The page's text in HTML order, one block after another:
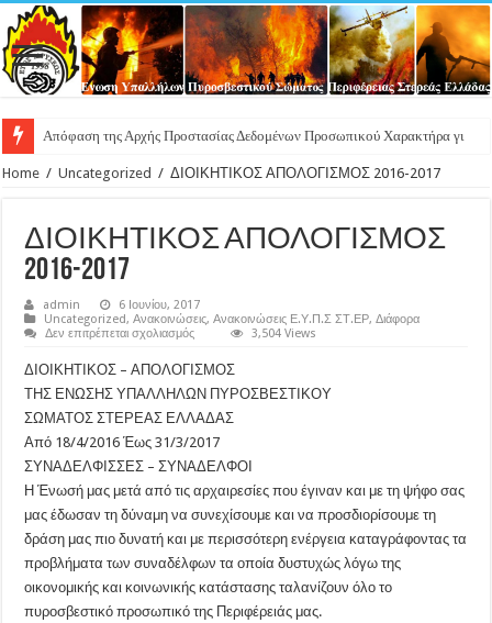
Απόφαση της Αρχής Προστασίας Δεδομένων Προσωπικού Χαρακτήρα για
Home / Uncategorized / ΔΙΟΙΚΗΤΙΚΟΣ ΑΠΟΛΟΓΙΣΜΟΣ 2016-2017
ΔΙΟΙΚΗΤΙΚΟΣ ΑΠΟΛΟΓΙΣΜΟΣ
2016-2017
admin
6 Ιουνίου, 2017
Uncategorized,Ανακοινώσεις,Ανακοινώσεις Ε.Υ.Π.Σ ΣΤ.ΕΡ,Διάφορα
Δεν επιτρέπεται σχολιασμόςστο
ΑΠΟΛΟΓΙΣΜΟΣ
2016-
2017
3,504 Views
ΔΙΟΙΚΗΤΙΚΟΣ – ΑΠΟΛΟΓΙΣΜΟΣ
ΤΗΣ ΕΝΩΣΗΣ ΥΠΑΛΛΗΛΩΝ ΠΥΡΟΣΒΕΣΤΙΚΟΥ
ΣΩΜΑΤΟΣ ΣΤΕΡΕΑΣ ΕΛΛΑΔΑΣ
Από 18/4/2016 Έως 31/3/2017
ΣΥΝΑΔΕΛΦΙΣΣΕΣ – ΣΥΝΑΔΕΛΦΟΙ
Η Ένωσή μας μετά από τις αρχαιρεσίες που έγιναν και με τη ψήφο σας
μας έδωσαν τη δύναμη να συνεχίσουμε και να προσδιορίσουμε τη
δράση μας πιο δυνατή και με περισσότερη ενέργεια καταγράφοντας τα
προβλήματα των συναδέλφων τα οποία δυστυχώς λόγω της
οικονομικής και κοινωνικής κατάστασης ταλανίζουν όλο το
πυροσβεστικό προσωπικό της Περιφέρειάς μας.